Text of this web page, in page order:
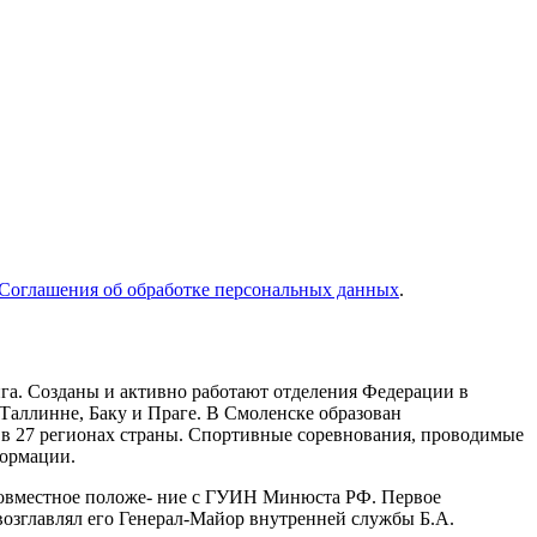
об обработке персональных данных.
Созданы и активно работают отделения Федерации в
Баку и Праге. В Смоленске образован
27 регионах страны. Спортивные соревнования, проводимые
положе- ние с ГУИН Минюста РФ. Первое
его Генерал-Майор внутренней службы Б.А.